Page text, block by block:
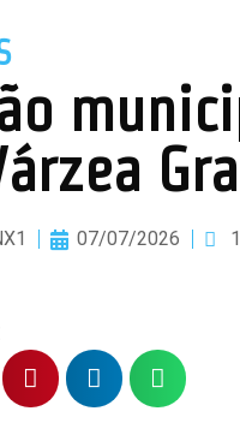
07/07/2026